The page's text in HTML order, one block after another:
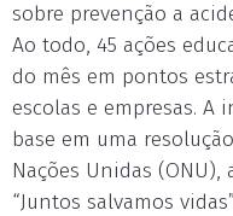
sobre prevenção a
Ao todo, 45 ações
do mês em pontos
escolas e empresas.
base em uma
Nações Unidas
“Juntos salvamos